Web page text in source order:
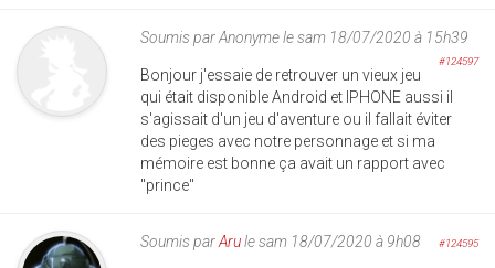
Soumis parAnonymele sam 18/07/2020 à 15h39
#124597
Bonjour j'essaie de retrouver un vieux jeu
qui était disponible Android et IPHONE aussi il
s'agissait d'un jeu d'aventure ou il fallait éviter
des pieges avec notre personnage et si ma
mémoire est bonne ça avait un rapport avec
"prince"
Soumis parArule sam 18/07/2020 à 9h08 #124595